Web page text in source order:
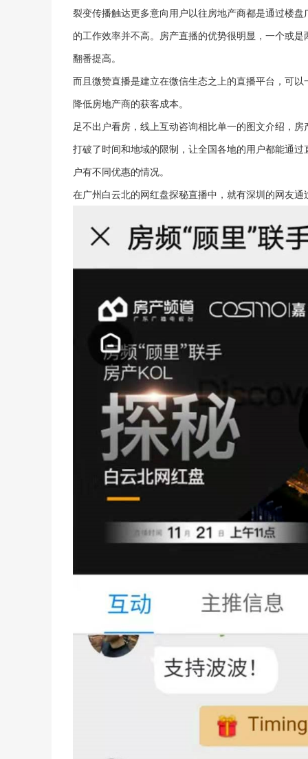
裂变传播触达更多意向用户以往房地产商都是通过楼
的工作效率并不高。房产直播的优势很明显，一个或
翻番提高。
而且微赞直播是建立在微信生态之上的直播平台，可
降低房地产商的获客成本。
足不出户看房，线上互动咨询相比单一的图文介绍，
打破了时间和地域的限制，让全国各地的用户都能通
户有不同优惠的情况。
在广州白云北的网红盘探秘直播中，就有深圳的